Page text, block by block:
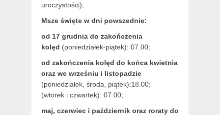
uroczystości);
Msze święte w dni powszednie:
od 17 grudnia do zakończenia
kolęd (poniedziałek-piątek): 07.00;
od zakończenia kolęd do końca kwietnia
oraz we wrześniu i listopadzie
(poniedziałek, środa, piątek):18.00;
(wtorek i czwartek): 07.00;
maj, czerwiec i październik oraz roraty do